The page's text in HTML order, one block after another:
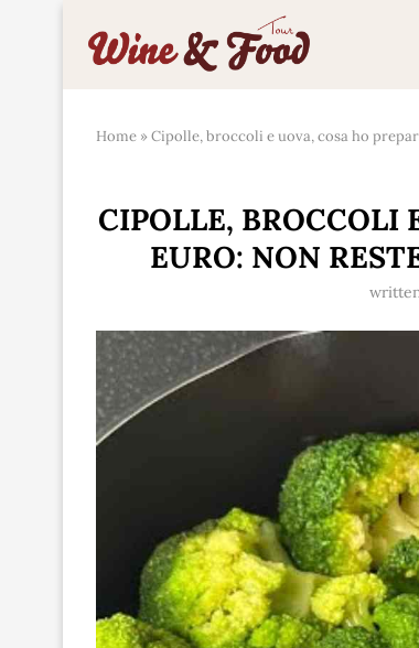
Home »Cipolle, broccoli e uova, cosa ho
CIPOLLE, BROCCOLI
EURO: NON